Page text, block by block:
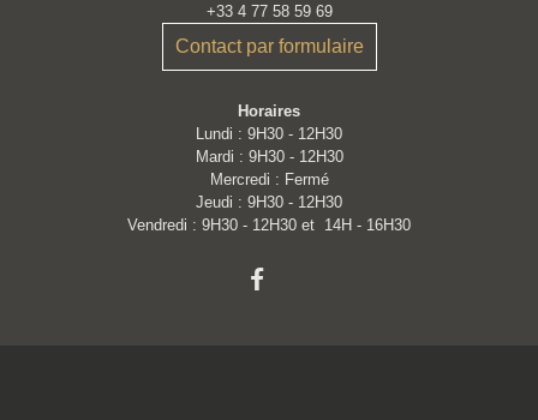
+33 4 77 58 59 69
Contact par formulaire
Horaires
Lundi : 9H30 - 12H30
Mardi : 9H30 - 12H30
Mercredi : Fermé
Jeudi : 9H30 - 12H30
Vendredi : 9H30 - 12H30 et 14H - 16H30